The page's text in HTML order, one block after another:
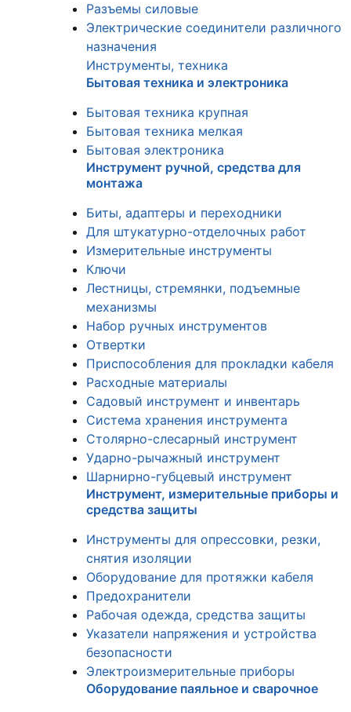
Разъемы силовые
Электрические соединители различного
назначения
Инструменты, техника
Бытовая техника и электроника
Бытовая техника крупная
Бытовая техника мелкая
Бытовая электроника
Инструмент ручной, средства для
монтажа
Биты, адаптеры и переходники
Для штукатурно-отделочных работ
Измерительные инструменты
Ключи
Лестницы, стремянки, подъемные
механизмы
Набор ручных инструментов
Отвертки
Приспособления для прокладки кабеля
Расходные материалы
Садовый инструмент и инвентарь
Система хранения инструмента
Столярно-слесарный инструмент
Ударно-рычажный инструмент
Шарнирно-губцевый инструмент
Инструмент, измерительные приборы и
средства защиты
Инструменты для опрессовки, резки,
снятия изоляции
Оборудование для протяжки кабеля
Предохранители
Рабочая одежда, средства защиты
Указатели напряжения и устройства
безопасности
Электроизмерительные приборы
Оборудование паяльное и сварочное